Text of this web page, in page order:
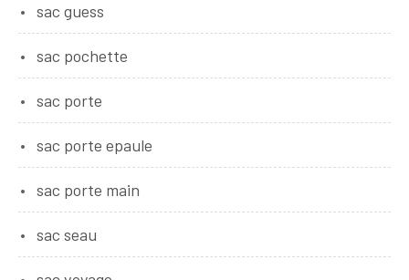
sac guess
sac pochette
sac porte
sac porte epaule
sac porte main
sac seau